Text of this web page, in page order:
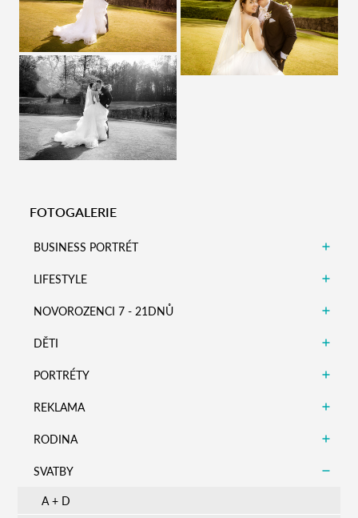
Zobrazit detail
Zobrazit detail
FOTOGALERIE
BUSINESS PORTRÉT
LIFESTYLE
NOVOROZENCI 7 - 21DNŮ
DĚTI
PORTRÉTY
REKLAMA
RODINA
SVATBY
A + D